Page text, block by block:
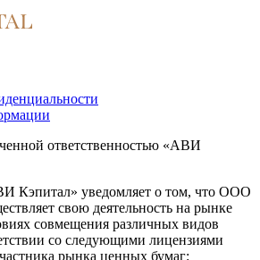
ответственностью «АВИ
уведомляет о том, что ООО
свою деятельность на рынке
совмещения различных видов
со следующими лицензиями
рынка ценных бумаг: